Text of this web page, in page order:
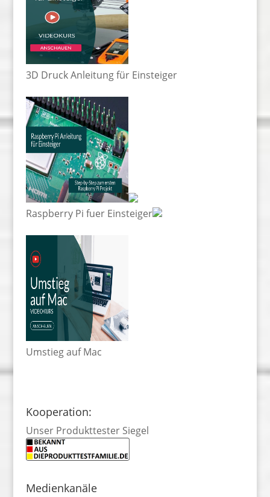
3D Druck Anleitung für Einsteiger
Raspberry Pi fuer Einsteiger
Umstieg auf Mac
Kooperation:
Unser Produkttester Siegel
Medienkanäle